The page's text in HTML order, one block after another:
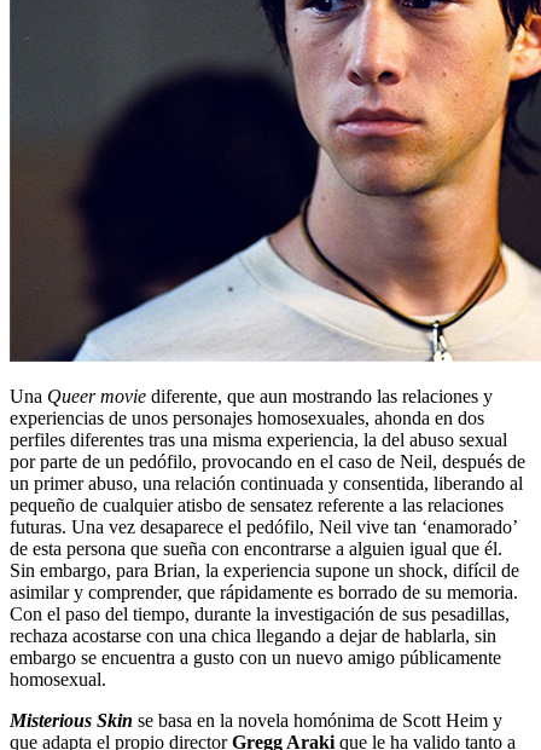
Una Queer movie diferente, que aun mostrando las relaciones y
experiencias de unos personajes homosexuales, ahonda en dos
perfiles diferentes tras una misma experiencia, la del abuso sexual
por parte de un pedófilo, provocando en el caso de Neil, después de
un primer abuso, una relación continuada y consentida, liberando al
pequeño de cualquier atisbo de sensatez referente a las relaciones
futuras. Una vez desaparece el pedófilo, Neil vive tan ‘enamorado’
de esta persona que sueña con encontrarse a alguien igual que él.
Sin embargo, para Brian, la experiencia supone un shock, difícil de
asimilar y comprender, que rápidamente es borrado de su memoria.
Con el paso del tiempo, durante la investigación de sus pesadillas,
rechaza acostarse con una chica llegando a dejar de hablarla, sin
embargo se encuentra a gusto con un nuevo amigo públicamente
homosexual.
Misterious Skin se basa en la novela homónima de Scott Heim y
que adapta el propio directorGregg Araki que le ha valido tanto a